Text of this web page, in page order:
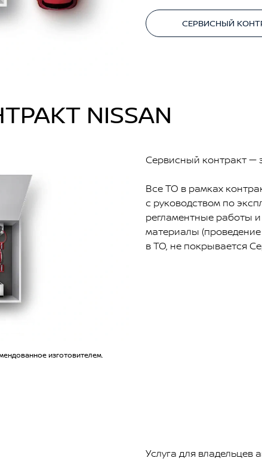
СЕРВИСНЫЙ
NISSAN
Сервисный контракт —
Все ТО в рамках
с руководством по
регламентные работы
материалы
в ТО, не покрывается
изготовителем.
Услуга для владельцев